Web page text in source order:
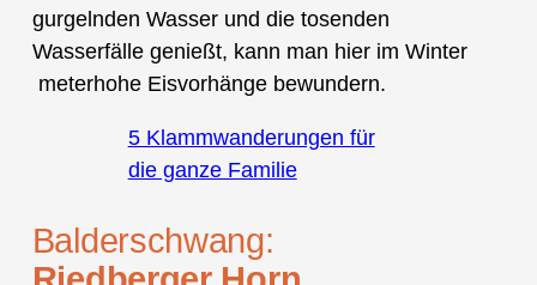
gurgelnden Wasser und die tosenden
Wasserfälle genießt, kann man hier im Winter
meterhohe Eisvorhänge bewundern.
5 Klammwanderungen für
die ganze Familie
Balderschwang: